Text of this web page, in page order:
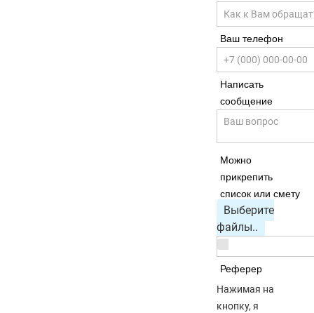
Ваш телефон
Написать
сообщение
Можно
прикрепить
список или смету
Выберите
файлы..
Реферер
Нажимая на
кнопку, я